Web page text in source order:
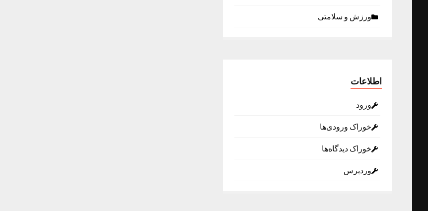
ورزش و سلامتی
اطلاعات
ورود
خوراک ورودی‌ها
خوراک دیدگاه‌ها
وردپرس